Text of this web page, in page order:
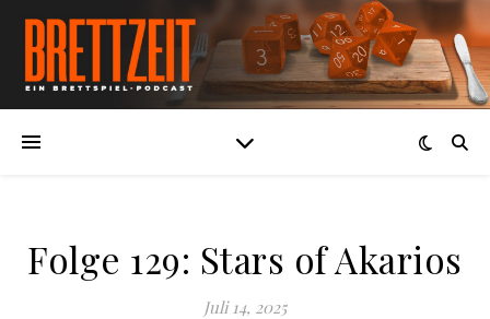
Folge 129: Stars of Akarios
Juli 14, 2025